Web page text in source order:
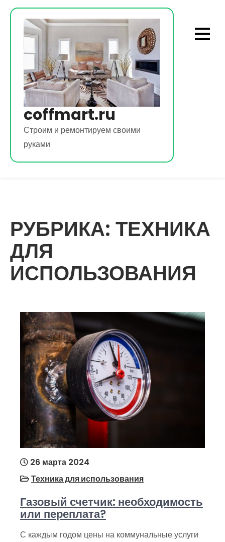
Перейти
содержимому
coffmart.ru
Строим и ремонтируем своими
руками
РУБРИКА: ТЕХНИКА
ДЛЯ
ИСПОЛЬЗОВАНИЯ
26 марта 2024
Техника для использования
Газовый счетчик: необходимость
или переплата?
С каждым годом цены на коммунальные услуги